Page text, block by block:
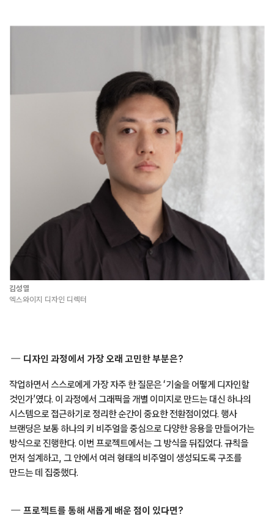
김성열
엑스와이지 디자인 디렉터
디자인 과정에서 가장 오래 고민한 부분은?
작업하면서 스스로에게 가장 자주 한 질문은 ‘기술을 어떻게 디자인할
것인가’였다. 이 과정에서 그래픽을 개별 이미지로 만드는 대신 하나의
시스템으로 접근하기로 정리한 순간이 중요한 전환점이었다. 행사
브랜딩은 보통 하나의 키 비주얼을 중심으로 다양한 응용을 만들어가는
방식으로 진행한다. 이번 프로젝트에서는 그 방식을 뒤집었다. 규칙을
먼저 설계하고, 그 안에서 여러 형태의 비주얼이 생성되도록 구조를
만드는 데 집중했다.
프로젝트를 통해 새롭게 배운 점이 있다면?